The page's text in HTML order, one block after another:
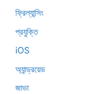
ফ্রিল্যান্সিং
প্রযুক্তি
iOS
অ্যান্ড্রয়েড
জাভা